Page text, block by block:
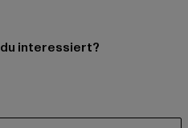
interessiert?